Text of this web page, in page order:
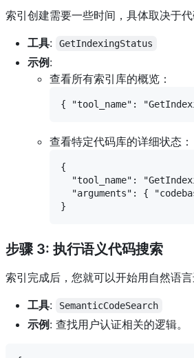
索引创建需要一些时间，具体取决于
工具: GetIndexingStatus
示例:
查看所有索引库的概览：
查看特定代码库的详细状态：
{
"tool_name":
"arguments": {
步骤 3: 执行语义代码搜索
索引完成后，您就可以开始用自然语言
工具: SemanticCodeSearch
示例: 查找用户认证相关的逻辑。